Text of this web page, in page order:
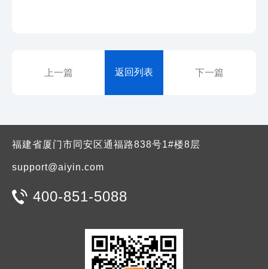
上一篇 返回列表 下一篇
福建省厦门市同安区通福路838号1#楼8层
support@aiyin.com
400-851-5088